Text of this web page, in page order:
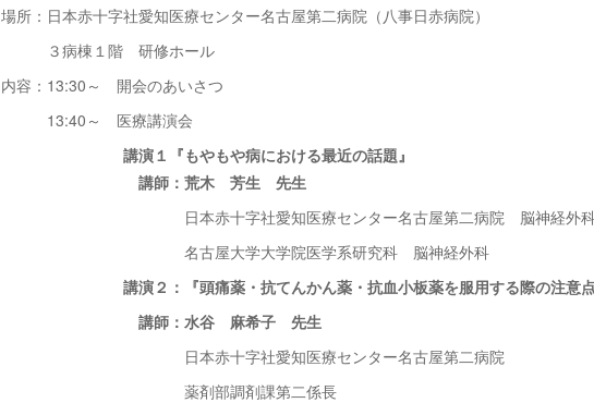
場所：日本赤十字社愛知医療センター名古屋第二病院（八事日赤病院）
３病棟１階 研修ホール
内容：13:30～ 開会のあいさつ
13:40～ 医療講演会
講演１『もやもや病における最近の話題』
講師：荒木 芳生 先生
日本赤十字社愛知医療センター名古屋第二病院 脳神経外
名古屋大学大学院医学系研究科 脳神経外科
講演２：『頭痛薬・抗てんかん薬・抗血小板薬を服用する際の注意
講師：水谷 麻希子 先生
日本赤十字社愛知医療センター名古屋第二病院
薬剤部調剤課第二係長